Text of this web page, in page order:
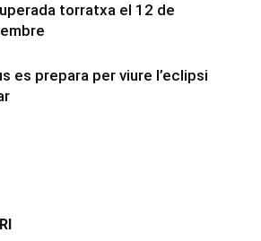
torratxa el 12 de
es prepara per viure l’eclipsi